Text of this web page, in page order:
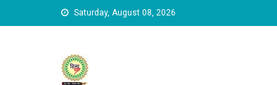
Skip to content Saturday, August 08, 2026